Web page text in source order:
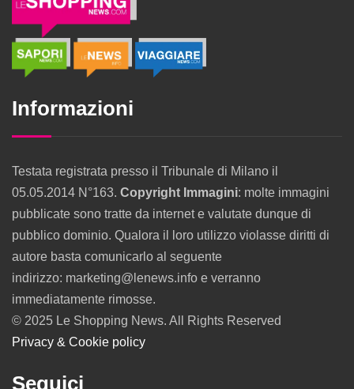
Informazioni
Testata registrata presso il Tribunale di Milano il
05.05.2014 N°163. Copyright Immagini: molte immagini
pubblicate sono tratte da internet e valutate dunque di
pubblico dominio. Qualora il loro utilizzo violasse diritti di
autore basta comunicarlo al seguente
indirizzo: marketing@lenews.info e verranno
immediatamente rimosse.
© 2025 Le Shopping News. All Rights Reserved
Privacy & Cookie policy
Seguici